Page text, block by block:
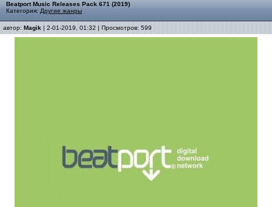
Beatport Music Releases Pack 671 (2019)
Категория: Другие жанры
автор: Magik | 2-01-2019, 01:32 | Просмотров: 599